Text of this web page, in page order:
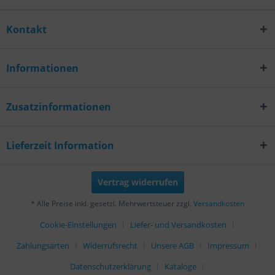
Kontakt
Informationen
Zusatzinformationen
Lieferzeit Information
Vertrag widerrufen
* Alle Preise inkl. gesetzl. Mehrwertsteuer zzgl. Versandkosten
Cookie-Einstellungen
Liefer- und Versandkosten
Zahlungsarten
Widerrufsrecht Unsere AGB
Impressum
Datenschutzerklärung
Kataloge